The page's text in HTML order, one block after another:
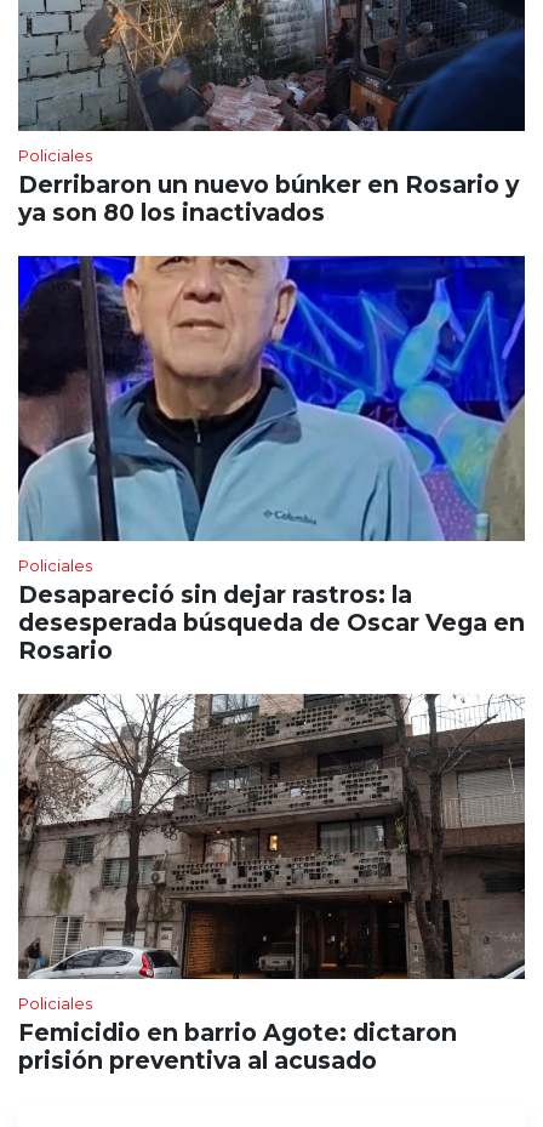
Policiales
Derribaron un nuevo búnker en Rosario y
ya son 80 los inactivados
Policiales
Desapareció sin dejar rastros: la
desesperada búsqueda de Oscar Vega en
Rosario
Policiales
Femicidio en barrio Agote: dictaron
prisión preventiva al acusado